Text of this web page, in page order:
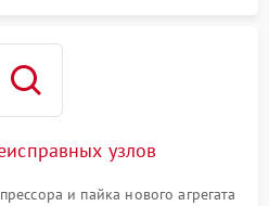
узлов
и пайка нового агрегата